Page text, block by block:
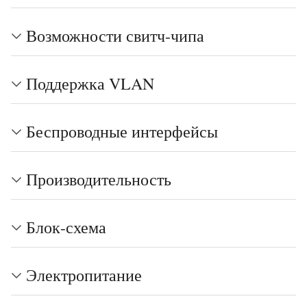
Возможности свитч-чипа
Поддержка VLAN
Беспроводные интерфейсы
Производительность
Блок-схема
Электропитание